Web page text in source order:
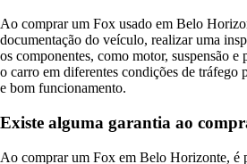
Ao comprar um Fox usado em Belo
documentação do veículo, realizar uma
os componentes, como motor, suspensão e
o carro em diferentes condições de tráfego
e bom funcionamento.
Existe alguma garantia ao
Ao comprar um Fox em Belo Horizonte, é